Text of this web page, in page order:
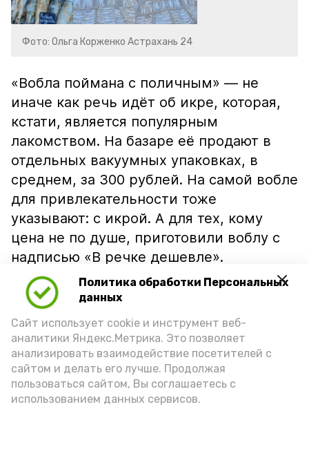
Политика обработки Персональных
данных
Сайт использует cookie и инструмент веб-
аналитики Яндекс.Метрика. Это позволяет
анализировать взаимодействие посетителей с
сайтом и делать его лучше. Продолжая
пользоваться сайтом, Вы соглашаетесь с
использованием данных сервисов.
Фото: Ольга Корженко Астрахань 24
«Вобла поймана с поличным» — не
иначе как речь идёт об икре, которая,
кстати, является популярным
лакомством. На базаре её продают в
отдельных вакуумных упаковках, в
среднем, за 300 рублей. На самой вобле
для привлекательности тоже
указывают: с икрой. А для тех, кому
цена не по душе, приготовили воблу с
надписью «В речке дешевле».